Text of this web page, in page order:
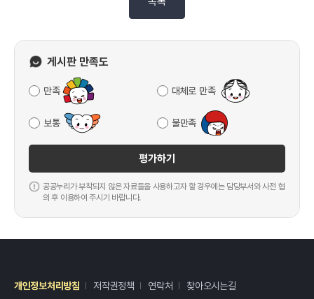
게시판 만족도
만족 대체로 만족
보통 불만족
평가하기
공공누리가 부착되지 않은 자료들을 사용하고자 할 경우에는 담당부서와 사전 협
의 후 이용하여 주시기 바랍니다.
개인정보처리방침 저작권정책 연락처 찾아오시는길